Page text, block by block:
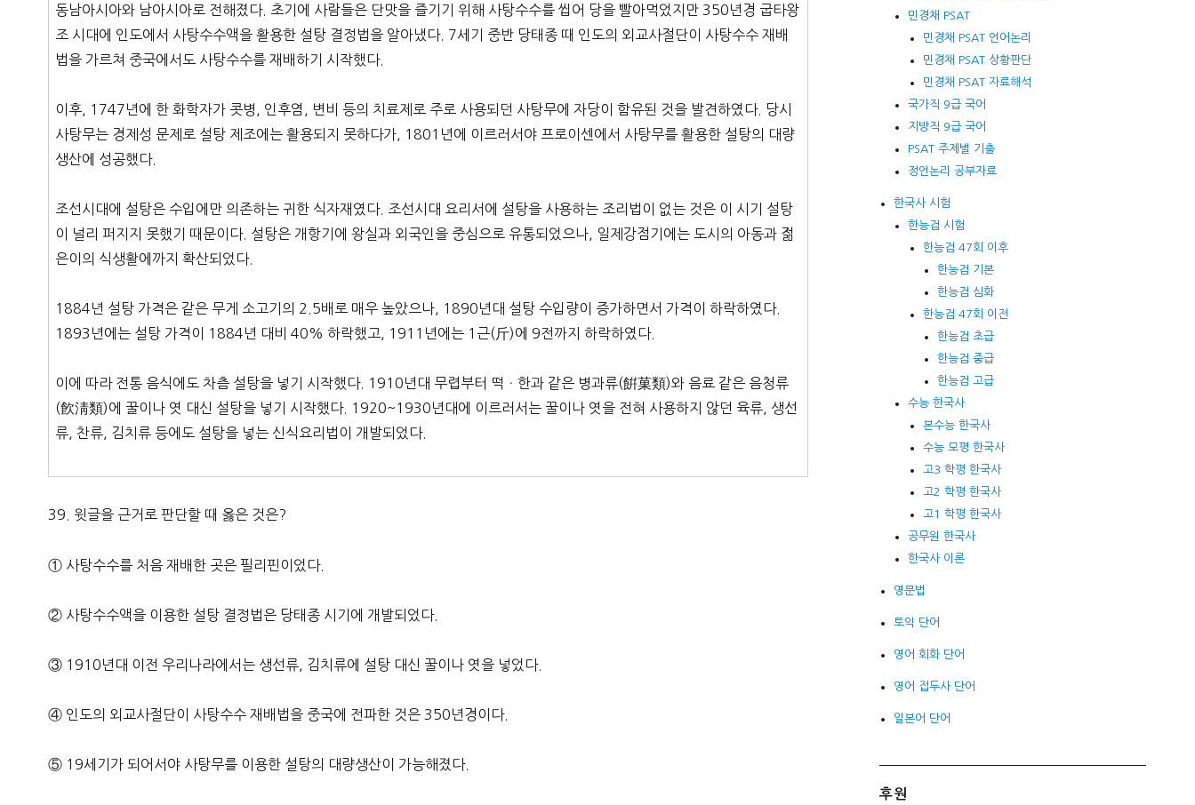
동남아시아와 남아시아로 전해졌다. 초기에 사람들은 단맛을 즐기기 위해 사탕수수를 씹어 당을 빨아먹었지만 350년경 굽타왕
조 시대에 인도에서 사탕수수액을 활용한 설탕 결정법을 알아냈다. 7세기 중반 당태종 때 인도의 외교사절단이 사탕수수 재배
법을 가르쳐 중국에서도 사탕수수를 재배하기 시작했다.
이후, 1747년에 한 화학자가 콧병, 인후염, 변비 등의 치료제로 주로 사용되던 사탕무에 자당이 함유된 것을 발견하였다. 당시
사탕무는 경제성 문제로 설탕 제조에는 활용되지 못하다가, 1801년에 이르러서야 프로이센에서 사탕무를 활용한 설탕의 대량
생산에 성공했다.
조선시대에 설탕은 수입에만 의존하는 귀한 식자재였다. 조선시대 요리서에 설탕을 사용하는 조리법이 없는 것은 이 시기 설탕
이 널리 퍼지지 못했기 때문이다. 설탕은 개항기에 왕실과 외국인을 중심으로 유통되었으나, 일제강점기에는 도시의 아동과 젊
은이의 식생활에까지 확산되었다.
1884년 설탕 가격은 같은 무게 소고기의 2.5배로 매우 높았으나, 1890년대 설탕 수입량이 증가하면서 가격이 하락하였다.
1893년에는 설탕 가격이 1884년 대비 40% 하락했고, 1911년에는 1근(斤)에 9전까지 하락하였다.
이에 따라 전통 음식에도 차츰 설탕을 넣기 시작했다. 1910년대 무렵부터 떡ㆍ한과 같은 병과류(餠菓類)와 음료 같은 음청류
(飮淸類)에 꿀이나 엿 대신 설탕을 넣기 시작했다. 1920~1930년대에 이르러서는 꿀이나 엿을 전혀 사용하지 않던 육류, 생선
류, 찬류, 김치류 등에도 설탕을 넣는 신식요리법이 개발되었다.
39. 윗글을 근거로 판단할 때 옳은 것은?
① 사탕수수를 처음 재배한 곳은 필리핀이었다.
② 사탕수수액을 이용한 설탕 결정법은 당태종 시기에 개발되었다.
③ 1910년대 이전 우리나라에서는 생선류, 김치류에 설탕 대신 꿀이나 엿을 넣었다.
④ 인도의 외교사절단이 사탕수수 재배법을 중국에 전파한 것은 350년경이다.
⑤ 19세기가 되어서야 사탕무를 이용한 설탕의 대량생산이 가능해졌다.
민경채 PSAT
민경채 PSAT 언어논리
민경채 PSAT 상황판단
민경채 PSAT 자료해석
국가직 9급 국어
지방직 9급 국어
PSAT 주제별 기출
정언논리 공부자료
한국사 시험
한능검 시험
한능검 47회 이후
한능검 기본
한능검 심화
한능검 47회 이전
한능검 초급
한능검 중급
한능검 고급
수능 한국사
본수능 한국사
수능 모평 한국사
고3 학평 한국사
고2 학평 한국사
고1 학평 한국사
공무원 한국사
한국사 이론
영문법
토익 단어
영어 회화 단어
영어 접두사 단어
일본어 단어
후원